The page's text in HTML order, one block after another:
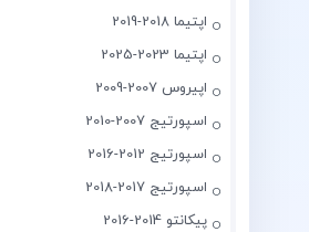
اپتیما 2018-2019
اپتیما 2023-2025
اپیروس 2007-2009
اسپورتیج 2007-2010
اسپورتیج 2012-2016
اسپورتیج 2017-2018
پیکانتو 2014-2016